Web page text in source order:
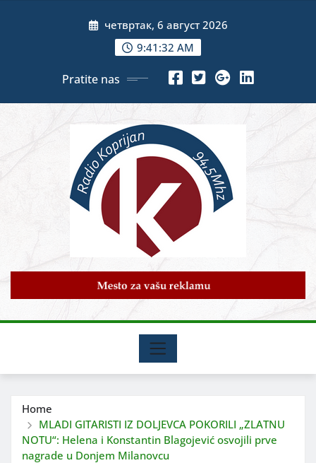
четвртак, 6 август 2026
9:41:34 AM
Pratite nas
Home
MLADI GITARISTI IZ DOLJEVCA POKORILI „ZLATNU
NOTU“: Helena i Konstantin Blagojević osvojili prve
nagrade u Donjem Milanovcu